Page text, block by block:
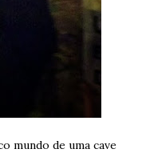
mundo de uma cave